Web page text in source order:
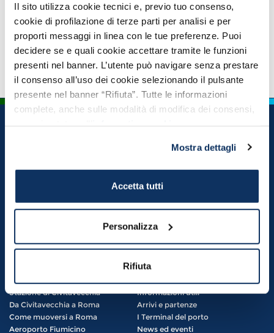
Il sito utilizza cookie tecnici e, previo tuo consenso,
cookie di profilazione di terze parti per analisi e per
proporti messaggi in linea con le tue preferenze. Puoi
decidere se e quali cookie accettare tramite le funzioni
presenti nel banner. L’utente può navigare senza prestare
il consenso all’uso dei cookie selezionando il pulsante
presente nel banner “Rifiuta”. Tutte le informazioni
complete, anche sulle modalità di modifica dei consensi,
Mostra dettagli
Accetta tutti
Personalizza
Rifiuta
Pagine
‹ precedente
In mezza giornata
COSA VEDERE
Civitavecchia e dintorni
Roma
Tempo libero
Gaeta e dintorni
Sardegna e Sicilia
Stazione di Civitavecchia
Da Civitavecchia a Roma
Come muoversi a Roma
Aeroporto Fiumicino
Informazioni utili
Arrivi e partenze
I Terminal del porto
News ed eventi